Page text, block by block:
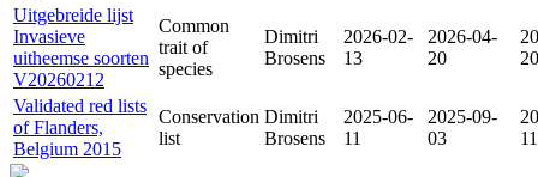
Uitgebreide lijst
Invasieve
uitheemse soorten
V20260212
Common
trait of
species
Dimitri
Brosens
2026-02-
13
2026-04-
20
20
Validated red lists
of Flanders,
Belgium 2015
Conservation
list
Dimitri
Brosens
2025-06-
11
2025-09-
03
11